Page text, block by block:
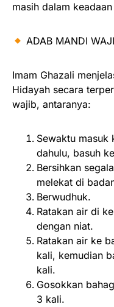
masih dalam
ADAB MANDI
Imam Ghazali
Hidayah secara
wajib, antaranya:
Sewaktu
dahulu, basuh
Bersihkan
melekat di
Berwudhuk.
Ratakan air di
dengan niat.
Ratakan air ke
kali, kemudian
kali.
Gosokkan
3 kali.